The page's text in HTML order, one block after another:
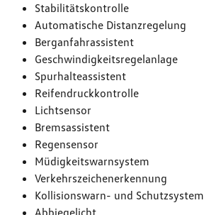
Stabilitätskontrolle
Automatische Distanzregelung
Berganfahrassistent
Geschwindigkeitsregelanlage
Spurhalteassistent
Reifendruckkontrolle
Lichtsensor
Bremsassistent
Regensensor
Müdigkeitswarnsystem
Verkehrszeichenerkennung
Kollisionswarn- und Schutzsystem